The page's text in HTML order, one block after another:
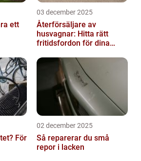
ett
03 december 2025
Återförsäljare av
husvagnar: Hitta rätt
fritidsfordon för dina
För
02 december 2025
Så reparerar du små
repor i lacken